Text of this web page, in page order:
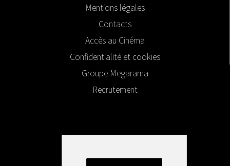
Mentions légales
Contacts
Accès au Cinéma
Confidentialité et cookies
Groupe Megarama
Recrutement